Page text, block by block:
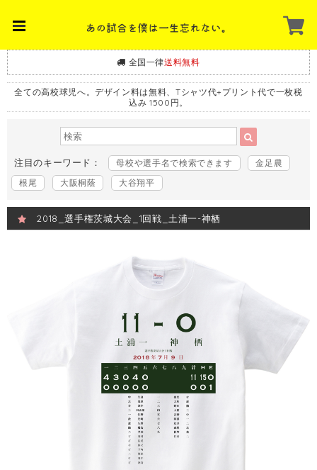
全国一律送料無料
全ての高校球児へ。デザイン料は無料、Tシャツ代+プリント代で一枚税
込み 1500円。
注目のキーワード： 母校や選手名で検索できます
金足農
根尾
大阪桐蔭 大谷翔平
2018_選手権茨城大会_1回戦_土浦一-神栖